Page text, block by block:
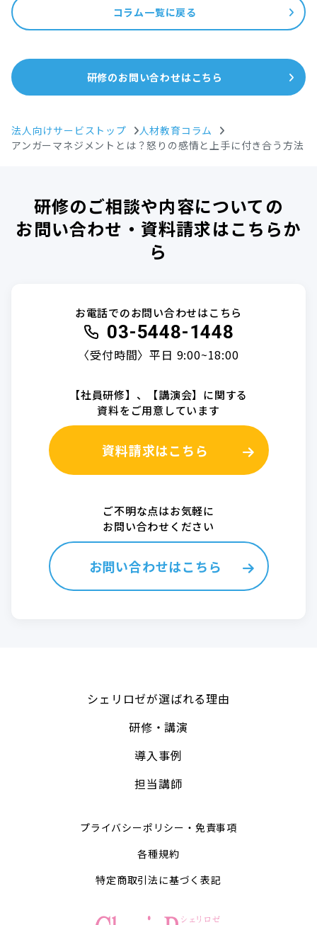
法人向けサービストップ
人材教育コラム
アンガーマネジメントとは？怒りの感情と上手に付き合う方法
コラム一覧に戻る
研修のお問い合わせはこちら
研修のご相談や内容についての
お問い合わせ・資料請求はこちらか
ら
お電話でのお問い合わせはこちら
03-5448-1448
〈受付時間〉平日 9:00~18:00
【社員研修】、【講演会】に関する
資料をご用意しています
資料請求はこちら
ご不明な点はお気軽に
お問い合わせください
お問い合わせはこちら
シェリロゼが選ばれる理由
研修・講演
導入事例
担当講師
プライバシーポリシー・免責事項
各種規約
特定商取引法に基づく表記